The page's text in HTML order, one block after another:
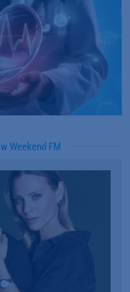
w Weekend FM